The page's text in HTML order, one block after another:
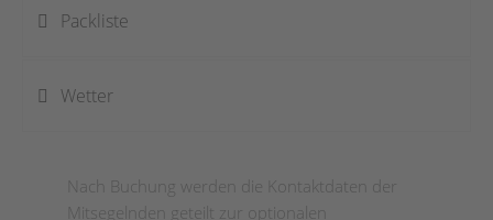
Packliste
Wetter
Nach Buchung werden die Kontaktdaten der
Mitsegelnden geteilt zur optionalen